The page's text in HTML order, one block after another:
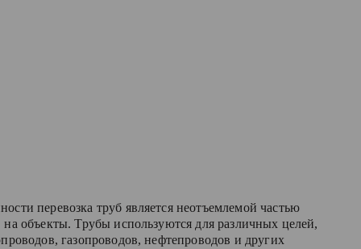
перевозка труб является неотъемлемой частью
на объекты. Трубы используются для различных целей,
газопроводов, нефтепроводов и других